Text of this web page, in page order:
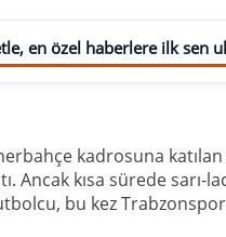
en özel haberlere ilk sen
kadrosuna
Ancak kısa sürede
bu kez